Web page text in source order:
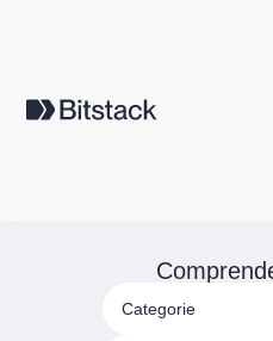
Categorie